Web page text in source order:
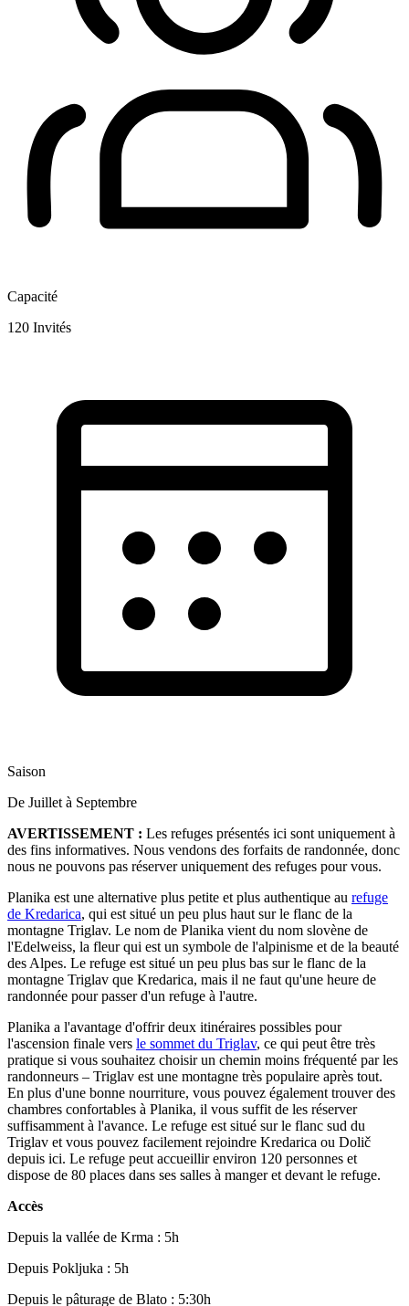
Capacité
120 Invités
Saison
De Juillet à Septembre
AVERTISSEMENT : Les refuges présentés ici sont uniquement à
des fins informatives. Nous vendons des forfaits de randonnée, donc
nous ne pouvons pas réserver uniquement des refuges pour vous.
Planika est une alternative plus petite et plus authentique au refuge
de Kredarica, qui est situé un peu plus haut sur le flanc de la
montagne Triglav. Le nom de Planika vient du nom slovène de
l'Edelweiss, la fleur qui est un symbole de l'alpinisme et de la beauté
des Alpes. Le refuge est situé un peu plus bas sur le flanc de la
montagne Triglav que Kredarica, mais il ne faut qu'une heure de
randonnée pour passer d'un refuge à l'autre.
Planika a l'avantage d'offrir deux itinéraires possibles pour
l'ascension finale vers le sommet du Triglav, ce qui peut être très
pratique si vous souhaitez choisir un chemin moins fréquenté par les
randonneurs – Triglav est une montagne très populaire après tout.
En plus d'une bonne nourriture, vous pouvez également trouver des
chambres confortables à Planika, il vous suffit de les réserver
suffisamment à l'avance. Le refuge est situé sur le flanc sud du
Triglav et vous pouvez facilement rejoindre Kredarica ou Dolič
depuis ici. Le refuge peut accueillir environ 120 personnes et
dispose de 80 places dans ses salles à manger et devant le refuge.
Accès
Depuis la vallée de Krma : 5h
Depuis Pokljuka : 5h
Depuis le pâturage de Blato : 5:30h